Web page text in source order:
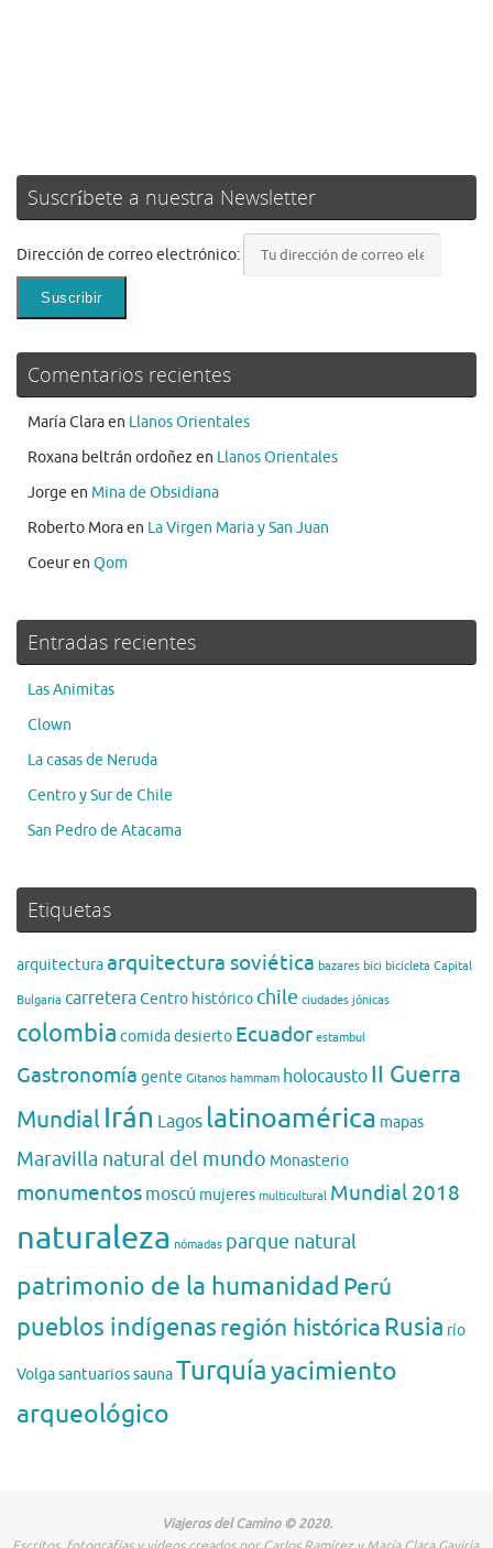
Suscríbete a nuestra Newsletter
Dirección de correo electrónico:
Comentarios recientes
María Claraen Llanos Orientales
Roxana beltrán ordoñez en Llanos Orientales
Jorge en Mina de Obsidiana
Roberto Moraen La Virgen Maria y San Juan
Coeuren Qom
Entradas recientes
Las Animitas
Clown
La casas de Neruda
Centro y Sur de Chile
San Pedro de Atacama
Etiquetas
arquitecturaarquitectura soviética bazares bici bicicleta Capital
Bulgaria carreteraCentro histórico chile ciudades jónicas
colombia comidadesierto Ecuador estambul
Gastronomía gente Gitanos hammam holocausto II Guerra
MundialIrán Lagos latinoamérica mapas
Maravilla natural del mundo Monasterio
monumentos moscú mujeres multicultural Mundial 2018
naturaleza nómadas parque natural
patrimonio de la humanidad Perú
pueblos indígenasregión históricaRusia río
VolgasantuariossaunaTurquíayacimiento
arqueológico
Viajeros del Camino © 2020.